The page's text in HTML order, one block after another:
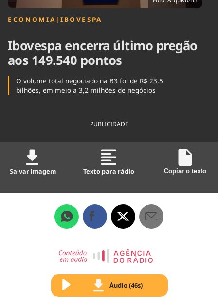
ECONOMIA | IBOVESPA
Ibovespa encerra último pregão
aos 149.540 pontos
O volume total negociado na B3 foi de R$ 23,5
bilhões, em meio a 3,2 milhões de negócios
PUBLICIDADE
Salvar imagem Texto para rádio Copiar o texto
Áudio (46s)